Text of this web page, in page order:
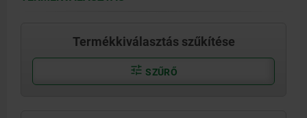
Termékkiválasztás szűkítése
SZŰRŐ